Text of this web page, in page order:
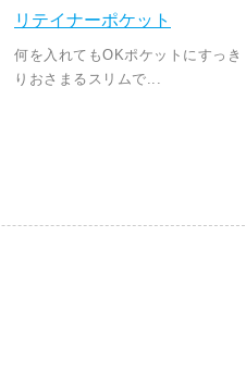
リテイナーポケット
何を入れてもOKポケットにすっき
りおさまるスリムで...